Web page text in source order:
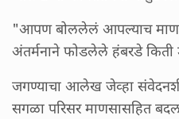
"आपण बोललेलं आपल्याच
अंतर्मनाने फोडलेले हंबरडे
जगण्याचा आलेख जेव्हा
सगळा परिसर माणसासहित